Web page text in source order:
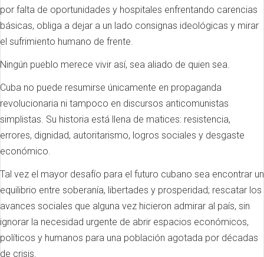
por falta de oportunidades y hospitales enfrentando carencias
básicas, obliga a dejar a un lado consignas ideológicas y mirar
el sufrimiento humano de frente.
Ningún pueblo merece vivir así, sea aliado de quien sea.
Cuba no puede resumirse únicamente en propaganda
revolucionaria ni tampoco en discursos anticomunistas
simplistas. Su historia está llena de matices: resistencia,
errores, dignidad, autoritarismo, logros sociales y desgaste
económico.
Tal vez el mayor desafío para el futuro cubano sea encontrar un
equilibrio entre soberanía, libertades y prosperidad; rescatar los
avances sociales que alguna vez hicieron admirar al país, sin
ignorar la necesidad urgente de abrir espacios económicos,
políticos y humanos para una población agotada por décadas
de crisis.